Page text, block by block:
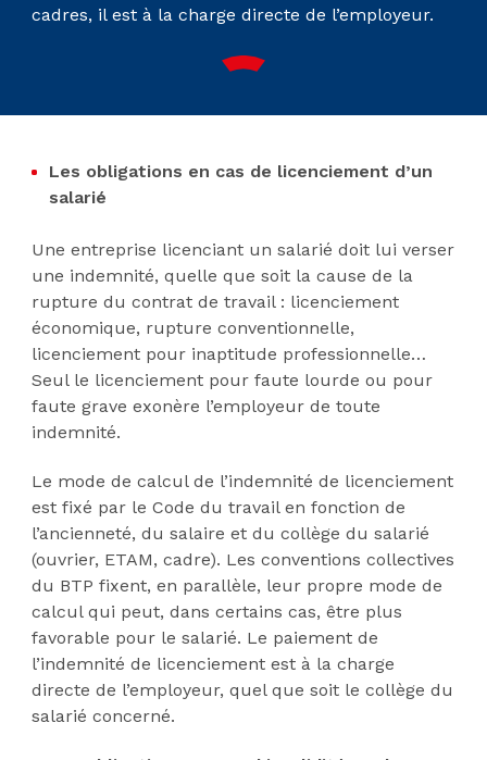
cadres, il est à la charge directe de l’employeur.
Les obligations en cas de licenciement d’un
salarié
Une entreprise licenciant un salarié doit lui verser
une indemnité, quelle que soit la cause de la
rupture du contrat de travail : licenciement
économique, rupture conventionnelle,
licenciement pour inaptitude professionnelle…
Seul le licenciement pour faute lourde ou pour
faute grave exonère l’employeur de toute
indemnité.
Le mode de calcul de l’indemnité de licenciement
est fixé par le Code du travail en fonction de
l’ancienneté, du salaire et du collège du salarié
(ouvrier, ETAM, cadre). Les conventions collectives
du BTP fixent, en parallèle, leur propre mode de
calcul qui peut, dans certains cas, être plus
favorable pour le salarié. Le paiement de
l’indemnité de licenciement est à la charge
directe de l’employeur, quel que soit le collège du
salarié concerné.